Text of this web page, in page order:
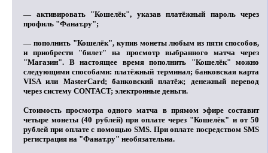
— активировать "Кошелёк", указав платёжный пароль через
профиль "Фанат.ру";
— пополнить "Кошелёк", купив монеты любым из пяти способов,
и приобрести "билет" на просмотр выбранного матча через
"Магазин". В настоящее время пополнить "Кошелёк" можно
следующими способами: платёжный терминал; банковская карта
VISA или MasterCard; банковский платёж; денежный перевод
через систему CONTACT; электронные деньги.
Стоимость просмотра одного матча в прямом эфире составит
четыре монеты (40 рублей)при оплате через "Кошелёк" и от 50
рублей при оплате с помощью SMS. При оплате посредством SMS
регистрация на "Фанат.ру" необязательна.